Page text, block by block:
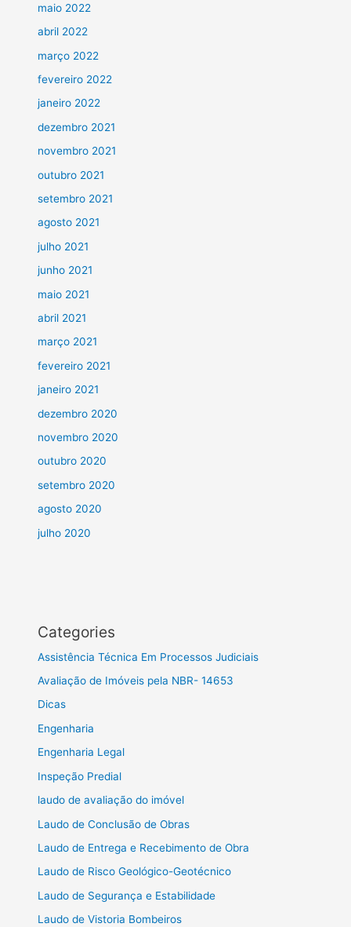
maio 2022
abril 2022
março 2022
fevereiro 2022
janeiro 2022
dezembro 2021
novembro 2021
outubro 2021
setembro 2021
agosto 2021
julho 2021
junho 2021
maio 2021
abril 2021
março 2021
fevereiro 2021
janeiro 2021
dezembro 2020
novembro 2020
outubro 2020
setembro 2020
agosto 2020
julho 2020
Categories
Assistência Técnica Em Processos Judiciais
Avaliação de Imóveis pela NBR- 14653
Dicas
Engenharia
Engenharia Legal
Inspeção Predial
laudo de avaliação do imóvel
Laudo de Conclusão de Obras
Laudo de Entrega e Recebimento de Obra
Laudo de Risco Geológico-Geotécnico
Laudo de Segurança e Estabilidade
Laudo de Vistoria Bombeiros